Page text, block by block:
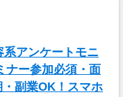
系アンケートモニ
ナー参加必須・面
副業OK！スマホ